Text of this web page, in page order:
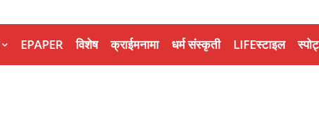
EPAPER विशेष क्राईमनामा धर्म संस्कृती LIFEस्टाइल